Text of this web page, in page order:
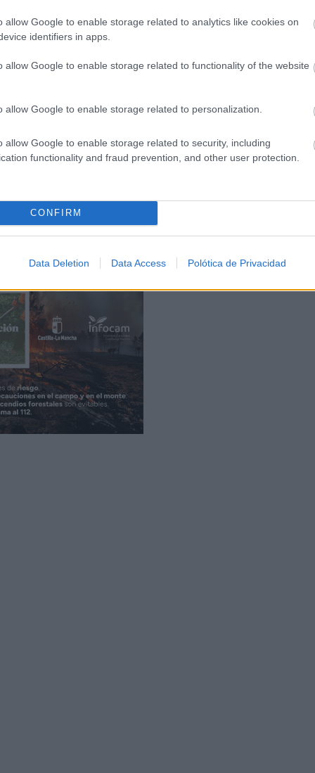
allow Google to enable storage related to analytics like cookies on
identifiers in apps.
allow Google to enable storage related to functionality of the website
allow Google to enable storage related to personalization.
allow Google to enable storage related to security, including
functionality and fraud prevention, and other user protection.
CONFIRM
Data Deletion Data Access Polótica de Privacidad
1 estrella Michelin)
Michelin)
Michelin)
destinado a dar a conocer el potencial de los productos
cocina contemporánea y el papel que desempeñan en la